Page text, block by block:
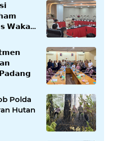
𝗪𝗮𝗸𝗮𝗳
Polda
Hutan